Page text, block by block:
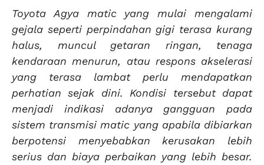
Toyota Agya matic yang mulai mengalami
gejala seperti perpindahan gigi terasa kurang
halus, muncul getaran ringan, tenaga
kendaraan menurun, atau respons akselerasi
yang terasa lambat perlu mendapatkan
perhatian sejak dini. Kondisi tersebut dapat
menjadi indikasi adanya gangguan pada
sistem transmisi matic yang apabila dibiarkan
berpotensi menyebabkan kerusakan lebih
serius dan biaya perbaikan yang lebih besar.